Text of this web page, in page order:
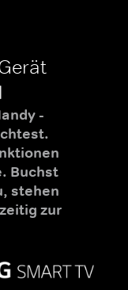
-
Buchst
stehen
zur